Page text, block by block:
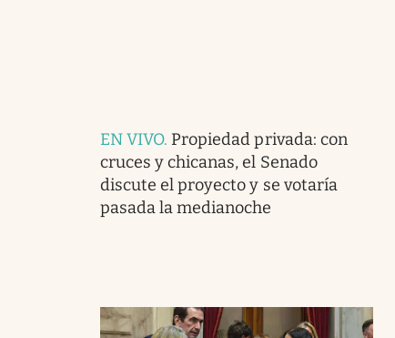
EN VIVO. Propiedad privada: con
cruces y chicanas, el Senado
discute el proyecto y se votaría
pasada la medianoche